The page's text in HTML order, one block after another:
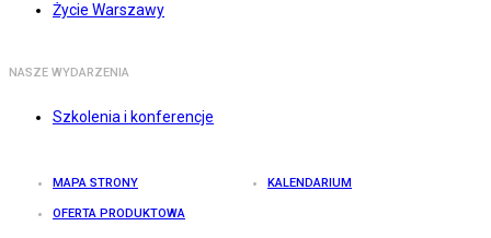
Życie Warszawy
NASZE WYDARZENIA
Szkolenia i konferencje
MAPA STRONY KALENDARIUM
OFERTA PRODUKTOWA